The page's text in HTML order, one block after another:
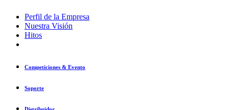
Perfil de la Empresa
Nuestra Visión
Hitos
Competiciones & Evento
Soporte